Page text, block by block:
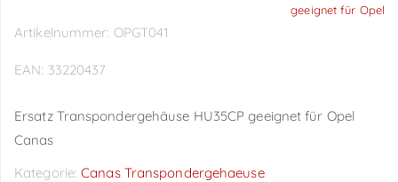
geeignet für Opel
Artikelnummer: OPGT041
EAN: 33220437
Ersatz Transpondergehäuse HU35CP geeignet für Opel
Canas
Kategorie:Canas Transpondergehaeuse